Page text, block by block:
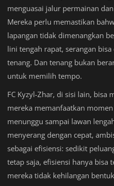
menguasai jalur permainan
Mereka perlu memastikan
lapangan tidak dimenangkan
lini tengah rapat, serangan
tenang. Dan tenang bukan
untuk memilih tempo.
FC Kyzyl-Zhar, di sisi lain, bisa
mereka memanfaatkan
menunggu sampai lawan
menyerang dengan cepat,
sebagai efisiensi: sedikit
tetap saja, efisiensi hanya bisa
mereka tidak kehilangan